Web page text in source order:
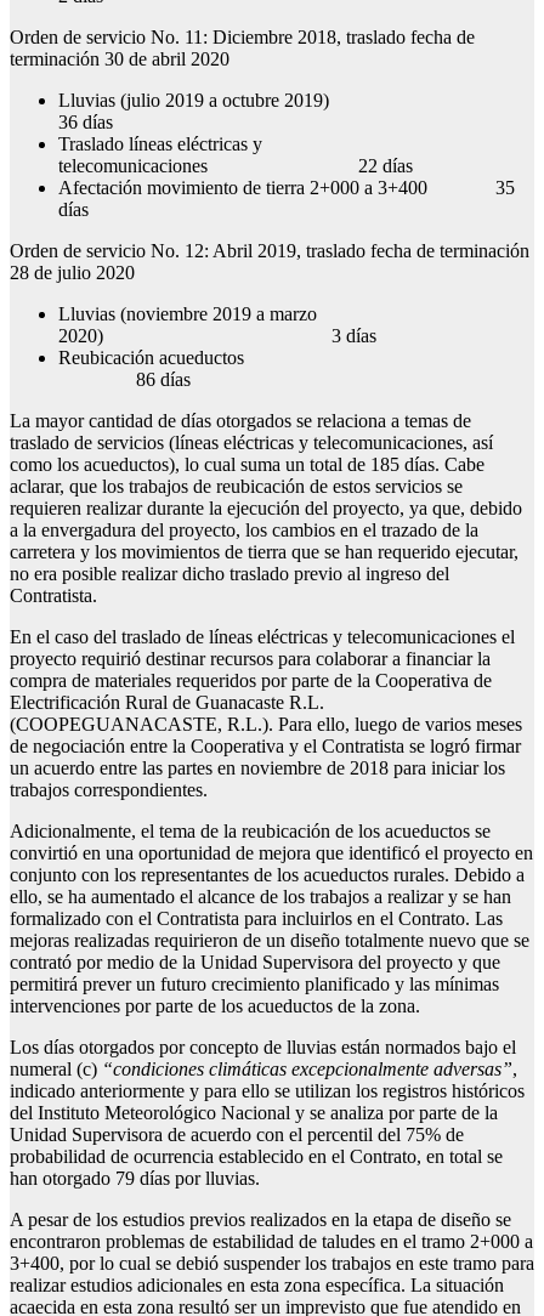
Orden de servicio No. 11: Diciembre 2018, traslado fecha de
terminación 30 de abril 2020
Lluvias (julio 2019 a octubre 2019)
36 días
Traslado líneas eléctricas y
telecomunicaciones 22 días
Afectación movimiento de tierra 2+000 a 3+400 35
días
Orden de servicio No. 12: Abril 2019, traslado fecha de terminación
28 de julio 2020
Lluvias (noviembre 2019 a marzo
2020) 3 días
Reubicación acueductos
86 días
La mayor cantidad de días otorgados se relaciona a temas de
traslado de servicios (líneas eléctricas y telecomunicaciones, así
como los acueductos), lo cual suma un total de 185 días. Cabe
aclarar, que los trabajos de reubicación de estos servicios se
requieren realizar durante la ejecución del proyecto, ya que, debido
a la envergadura del proyecto, los cambios en el trazado de la
carretera y los movimientos de tierra que se han requerido ejecutar,
no era posible realizar dicho traslado previo al ingreso del
Contratista.
En el caso del traslado de líneas eléctricas y telecomunicaciones el
proyecto requirió destinar recursos para colaborar a financiar la
compra de materiales requeridos por parte de la Cooperativa de
Electrificación Rural de Guanacaste R.L.
(COOPEGUANACASTE, R.L.). Para ello, luego de varios meses
de negociación entre la Cooperativa y el Contratista se logró firmar
un acuerdo entre las partes en noviembre de 2018 para iniciar los
trabajos correspondientes.
Adicionalmente, el tema de la reubicación de los acueductos se
convirtió en una oportunidad de mejora que identificó el proyecto en
conjunto con los representantes de los acueductos rurales. Debido a
ello, se ha aumentado el alcance de los trabajos a realizar y se han
formalizado con el Contratista para incluirlos en el Contrato. Las
mejoras realizadas requirieron de un diseño totalmente nuevo que se
contrató por medio de la Unidad Supervisora del proyecto y que
permitirá prever un futuro crecimiento planificado y las mínimas
intervenciones por parte de los acueductos de la zona.
Los días otorgados por concepto de lluvias están normados bajo el
numeral (c) “condiciones climáticas excepcionalmente adversas”,
indicado anteriormente y para ello se utilizan los registros históricos
del Instituto Meteorológico Nacional y se analiza por parte de la
Unidad Supervisora de acuerdo con el percentil del 75% de
probabilidad de ocurrencia establecido en el Contrato, en total se
han otorgado 79 días por lluvias.
A pesar de los estudios previos realizados en la etapa de diseño se
encontraron problemas de estabilidad de taludes en el tramo 2+000 a
3+400, por lo cual se debió suspender los trabajos en este tramo para
realizar estudios adicionales en esta zona específica. La situación
acaecida en esta zona resultó ser un imprevisto que fue atendido en